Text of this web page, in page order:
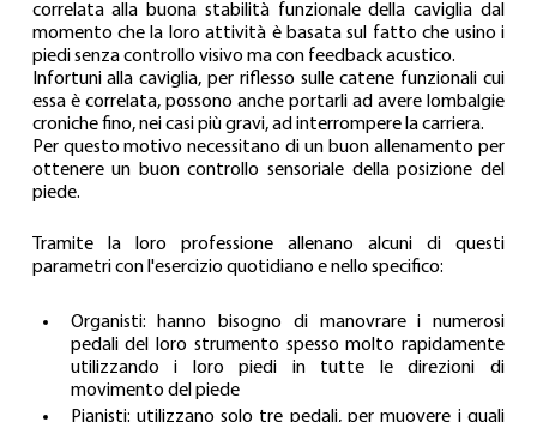
correlata alla buona stabilità funzionale della caviglia dal
momento che la loro attività è basata sul fatto che usino i
piedi senza controllo visivo ma con feedback acustico.
Infortuni alla caviglia, per riflesso sulle catene funzionali cui
essa è correlata, possono anche portarli ad avere lombalgie
croniche fino, nei casi più gravi, ad interrompere la carriera.
Per questo motivo necessitano di un buon allenamento per
ottenere un buon controllo sensoriale della posizione del
piede.
Tramite la loro professione allenano alcuni di questi
parametri con l'esercizio quotidiano e nello specifico:
Organisti: hanno bisogno di manovrare i numerosi
pedali del loro strumento spesso molto rapidamente
utilizzando i loro piedi in tutte le direzioni di
movimento del piede
Pianisti: utilizzano solo tre pedali, per muovere i quali